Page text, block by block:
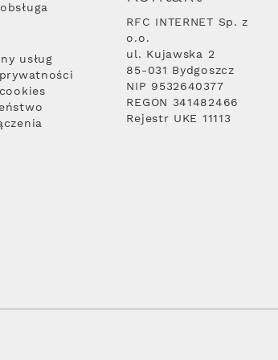
usług
RFC INTERNET Sp. z
o.o.
ul. Kujawska 2
85-031 Bydgoszcz
NIP 9532640377
REGON 341482466
Rejestr UKE 11113